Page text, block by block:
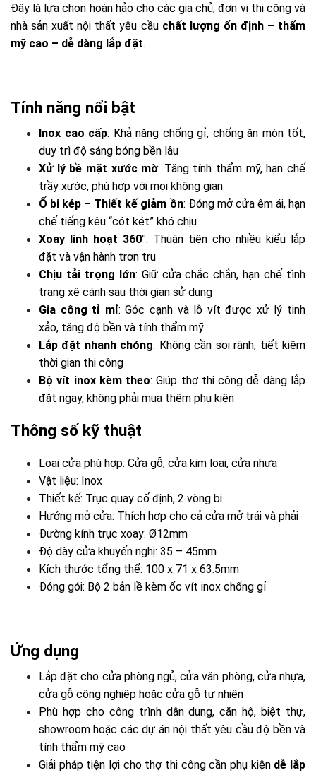
Đây là lựa chọn hoàn hảo cho các gia chủ, đơn vị thi công và
nhà sản xuất nội thất yêu cầu chất lượng ổn định – thẩm
mỹ cao – dễ dàng lắp đặt.
Tính năng nổi bật
Inox cao cấp: Khả năng chống gỉ, chống ăn mòn tốt,
duy trì độ sáng bóng bền lâu
Xử lý bề mặt xước mờ: Tăng tính thẩm mỹ, hạn chế
trầy xước, phù hợp với mọi không gian
Ổ bi kép – Thiết kế giảm ồn: Đóng mở cửa êm ái, hạn
chế tiếng kêu “cót két” khó chịu
Xoay linh hoạt 360°: Thuận tiện cho nhiều kiểu lắp
đặt và vận hành trơn tru
Chịu tải trọng lớn: Giữ cửa chắc chắn, hạn chế tình
trạng xệ cánh sau thời gian sử dụng
Gia công tỉ mỉ: Góc cạnh và lỗ vít được xử lý tinh
xảo, tăng độ bền và tính thẩm mỹ
Lắp đặt nhanh chóng: Không cần soi rãnh, tiết kiệm
thời gian thi công
Bộ vít inox kèm theo: Giúp thợ thi công dễ dàng lắp
đặt ngay, không phải mua thêm phụ kiện
Thông số kỹ thuật
Loại cửa phù hợp: Cửa gỗ, cửa kim loại, cửa nhựa
Vật liệu: Inox
Thiết kế: Trục quay cố định, 2 vòng bi
Hướng mở cửa: Thích hợp cho cả cửa mở trái và phải
Đường kính trục xoay: Ø12mm
Độ dày cửa khuyến nghị: 35 – 45mm
Kích thước tổng thể: 100 x 71 x 63.5mm
Đóng gói: Bộ 2 bản lề kèm ốc vít inox chống gỉ
Ứng dụng
Lắp đặt cho cửa phòng ngủ, cửa văn phòng, cửa nhựa,
cửa gỗ công nghiệp hoặc cửa gỗ tự nhiên
Phù hợp cho công trình dân dụng, căn hộ, biệt thự,
showroom hoặc các dự án nội thất yêu cầu độ bền và
tính thẩm mỹ cao
Giải pháp tiện lợi cho thợ thi công cần phụ kiện dễ lắp